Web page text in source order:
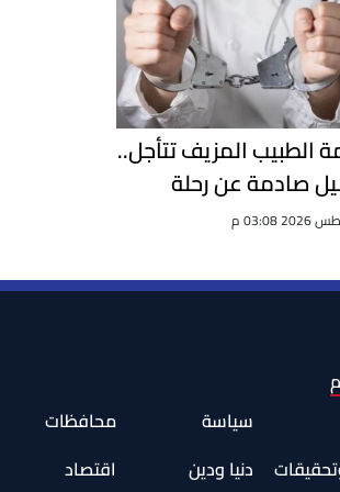
الطبيب المزيف تتأجل..
صادمة عن رحلة
سياسة محافظات
دنيا ودين اقتصاد